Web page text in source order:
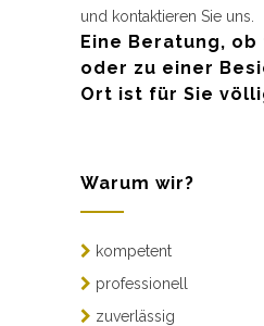
und kontaktieren Sie uns.
Eine Beratung,
oder zu einer
Ort ist für Sie
Warum wir?
kompetent
professionell
zuverlässig